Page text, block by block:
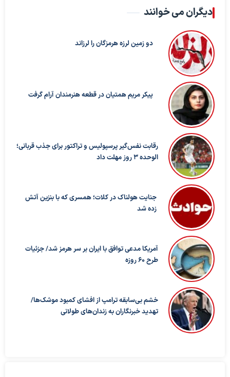
دیگران می خوانند
دو زمین لرزه هرمزگان را لرزاند
پیکر مریم همتیان در قطعه هنرمندان آرام گرفت
رقابت نفس‌گیر پرسپولیس و تراکتور برای جذب قربانی؛
الوحده ۳ روز مهلت داد
جنایت هولناک در کلات؛ همسری که با بنزین آتش
زده شد
آمریکا مدعی توافق با ایران بر سر هرمز شد/ جزئیات
طرح ۶۰ روزه
خشم بی‌سابقه ترامپ از افشای کمبود موشک‌ها/
تهدید خبرنگاران به زندان‌های طولانی